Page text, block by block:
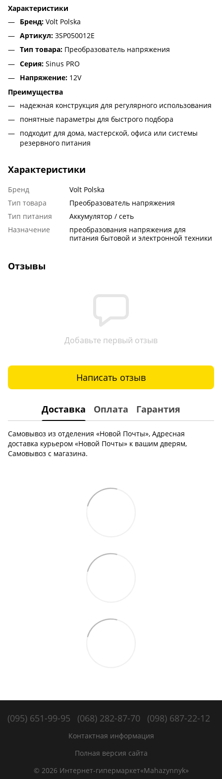
Характеристики
Бренд: Volt Polska
Артикул: 3SP050012E
Тип товара: Преобразователь напряжения
Серия: Sinus PRO
Напряжение: 12V
Преимущества
надежная конструкция для регулярного использования
понятные параметры для быстрого подбора
подходит для дома, мастерской, офиса или системы
резервного питания
Характеристики
Бренд
Volt Polska
Тип товара
Преобразователь напряжения
Тип питания
Аккумулятор / сеть
Назначение
преобразования напряжения для
питания бытовой и электронной техники
Отзывы
Добавьте первый отзыв
Написать отзыв
Доставка Оплата Гарантия
Самовывоз из отделения «Новой Почты», Адресная
доставка курьером «Новой Почты» к вашим дверям,
Самовывоз с магазина.
(095) 651-99-95 (068) 282-87-70 (098) 687-22-12
Контактная информация
Полная версия сайта
© 2026 Интернет-гипермаркет«Mahazynnyk»